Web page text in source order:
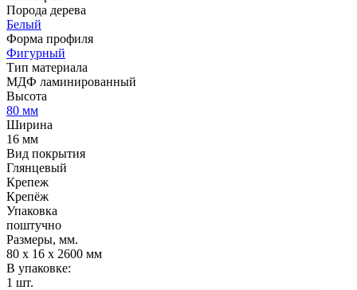
Порода дерева
Белый
Форма профиля
Фигурный
Тип материала
МДФ ламинированный
Высота
80 мм
Ширина
16 мм
Вид покрытия
Глянцевый
Крепеж
Крепёж
Упаковка
поштучно
Размеры, мм.
80 х 16 х 2600 мм
В упаковке:
1 шт.